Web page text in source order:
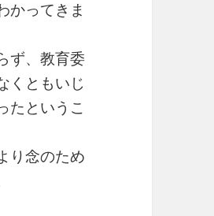
かってきま
ず、教育委
くともいじ
たというこ
り念のため